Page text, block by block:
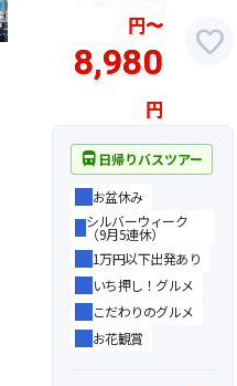
円〜
8,980
円
favorite
directions_bus 日帰りバスツアー
お盆休み
シルバーウィーク
（9月5連休）
1万円以下出発あり
いち押し！グルメ
こだわりのグルメ
お花観賞